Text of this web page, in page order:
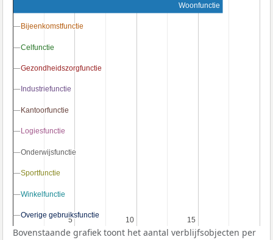
5
5 10
10 15
15
Woonfunctie
Bijeenkomstfunctie
Bijeenkomstfunctie
Celfunctie
Celfunctie
Gezondheidszorgfunctie
Gezondheidszorgfunctie
Industriefunctie
Industriefunctie
Kantoorfunctie
Kantoorfunctie
Logiesfunctie
Logiesfunctie
Onderwijsfunctie
Onderwijsfunctie
Sportfunctie
Sportfunctie
Winkelfunctie
Winkelfunctie
Overige gebruiksfunctie
Overige gebruiksfunctie
Bovenstaande grafiek toont het aantal verblijfsobjecten per